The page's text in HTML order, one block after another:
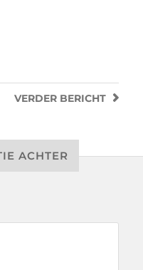
VERDER BERICHT
ACHTER